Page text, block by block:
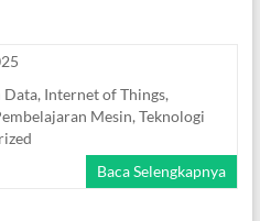
Data, Internet of Things,
Mesin, Teknologi
Baca Selengkapnya